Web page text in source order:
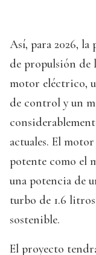
Así, para 2026, la
de propulsión de
motor eléctrico,
de control y un
actuales. El
potente como el
una potencia de
turbo de 1.6
sostenible.
El proyecto